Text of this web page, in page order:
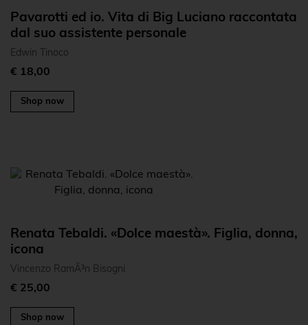
Pavarotti ed io. Vita di Big Luciano raccontata
dal suo assistente personale
Edwin Tinoco
€ 18,00
Shop now
Renata Tebaldi. «Dolce maestà». Figlia, donna,
icona
Vincenzo RamÃ³n Bisogni
€ 25,00
Shop now